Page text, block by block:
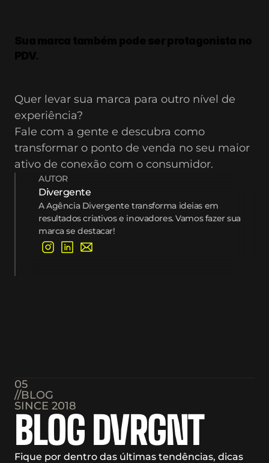
Quer levar sua marca para outro nível de
experiência?
Fale com a gente e descubra como
transformar o ponto de venda no seu maior
ativo de conexão com o consumidor.
AUTOR
Divergente
A Agência Divergente transforma ideias em
resultados criativos e inovadores. Vamos fazer sua
marca se destacar!
05
//BLOG
SINCE 2018
BLOG DVRGNT
Fique por dentro das últimas tendências, dicas